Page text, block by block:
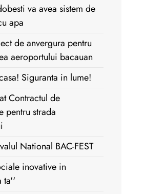
va avea sistem de
apa
de anvergura pentru
aeroportului bacauan
Siguranta in lume!
Contractul de
pentru strada
National BAC-FEST
inovative in
ta''